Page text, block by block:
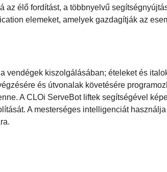
az élő fordítást, a többnyelvű
elemeket, amelyek gazdagítják az
vendégek kiszolgálásában; ételeket és
és útvonalak követésére
A CLOi ServeBot liftek segítségével
A mesterséges intelligenciát használja